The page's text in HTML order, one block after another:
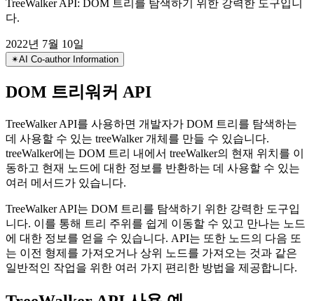
DOM 트리워커 API
TreeWalker API: DOM 트리를 탐색하기 위한 강력한 도구입니
다.
2022년 7월 10일
✴︎ AI Co-author Information
DOM 트리워커 API
TreeWalker API를 사용하면 개발자가 DOM 트리를 탐색하는
데 사용할 수 있는 treeWalker 개체를 만들 수 있습니다.
treeWalker에는 DOM 트리 내에서 treeWalker의 현재 위치를 이
동하고 현재 노드에 대한 정보를 반환하는 데 사용할 수 있는
여러 메서드가 있습니다.
TreeWalker API는 DOM 트리를 탐색하기 위한 강력한 도구입
니다. 이를 통해 트리 주위를 쉽게 이동할 수 있고 만나는 노드
에 대한 정보를 얻을 수 있습니다. API는 또한 노드의 다음 또
는 이전 형제를 가져오거나 상위 노드를 가져오는 것과 같은